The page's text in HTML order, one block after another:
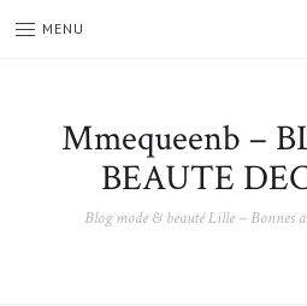
MENU
Mmequeenb –
BEAUTE
Blog mode & beauté Lille – Bonnes